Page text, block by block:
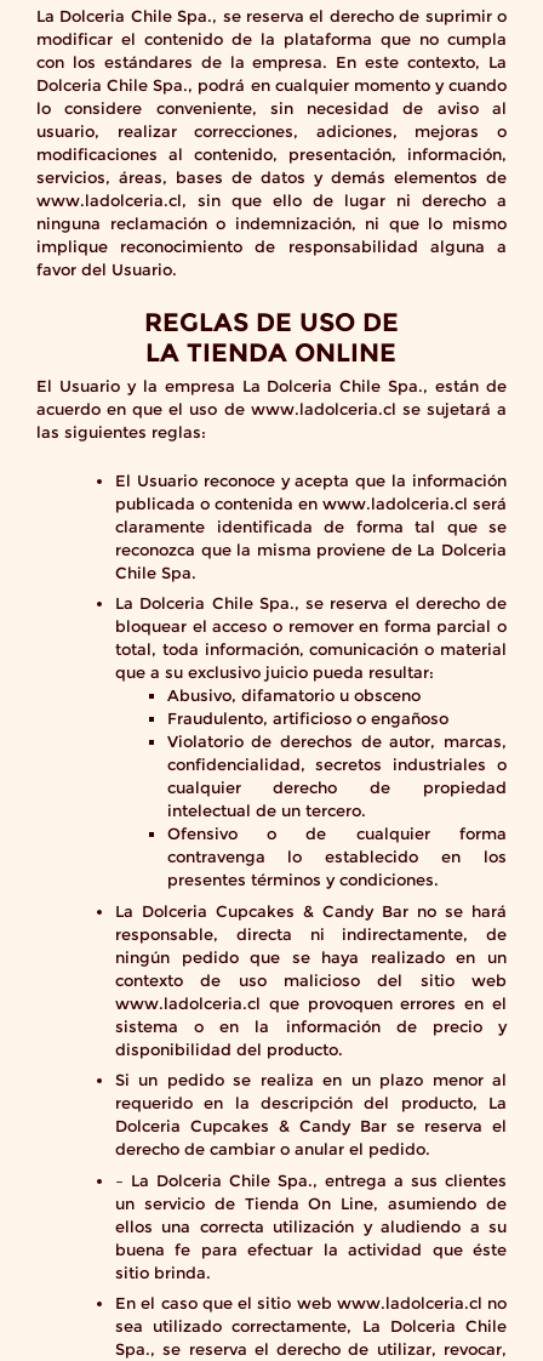
La Dolceria Chile Spa., se reserva el derecho de suprimir o
modificar el contenido de la plataforma que no cumpla
con los estándares de la empresa. En este contexto, La
Dolceria Chile Spa., podrá en cualquier momento y cuando
lo considere conveniente, sin necesidad de aviso al
usuario, realizar correcciones, adiciones, mejoras o
modificaciones al contenido, presentación, información,
servicios, áreas, bases de datos y demás elementos de
www.ladolceria.cl, sin que ello de lugar ni derecho a
ninguna reclamación o indemnización, ni que lo mismo
implique reconocimiento de responsabilidad alguna a
favor del Usuario.
REGLAS DE USO DE
LA TIENDA ONLINE
El Usuario y la empresa La Dolceria Chile Spa., están de
acuerdo en que el uso de www.ladolceria.cl se sujetará a
las siguientes reglas:
El Usuario reconoce y acepta que la información
publicada o contenida en www.ladolceria.cl será
claramente identificada de forma tal que se
reconozca que la misma proviene de La Dolceria
Chile Spa.
La Dolceria Chile Spa., se reserva el derecho de
bloquear el acceso o remover en forma parcial o
total, toda información, comunicación o material
que a su exclusivo juicio pueda resultar:
Abusivo, difamatorio u obsceno
Fraudulento, artificioso o engañoso
Violatorio de derechos de autor, marcas,
confidencialidad, secretos industriales o
cualquier derecho de propiedad
intelectual de un tercero.
Ofensivo o de cualquier forma
contravenga lo establecido en los
presentes términos y condiciones.
La Dolceria Cupcakes & Candy Bar no se hará
responsable, directa ni indirectamente, de
ningún pedido que se haya realizado en un
contexto de uso malicioso del sitio web
www.ladolceria.cl que provoquen errores en el
sistema o en la información de precio y
disponibilidad del producto.
Si un pedido se realiza en un plazo menor al
requerido en la descripción del producto, La
Dolceria Cupcakes & Candy Bar se reserva el
derecho de cambiar o anular el pedido.
– La Dolceria Chile Spa., entrega a sus clientes
un servicio de Tienda On Line, asumiendo de
ellos una correcta utilización y aludiendo a su
buena fe para efectuar la actividad que éste
sitio brinda.
En el caso que el sitio web www.ladolceria.cl no
sea utilizado correctamente, La Dolceria Chile
Spa., se reserva el derecho de utilizar, revocar,